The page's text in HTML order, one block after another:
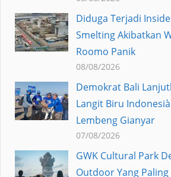
Diduga Terjadi
Smelting Akibatkan
Roomo Panik
08/08/2026
Demokrat Bali
Langit Biru
Lembeng Gianyar
07/08/2026
GWK Cultural Park
Outdoor Yang